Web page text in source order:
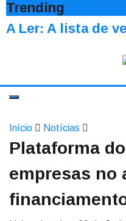
Trending
A Ler: A lista de
Início Notícias
Plataforma
empresas no